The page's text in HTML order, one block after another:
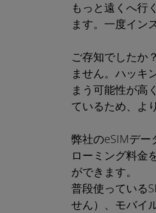
もっと遠くへ行
ます。一度イン
ご存知でしたか
ません。ハッキ
まう可能性が高
ているため、よ
弊社のeSIMデー
ローミング料金
ができます。
普段使っている
せん）、モバイ